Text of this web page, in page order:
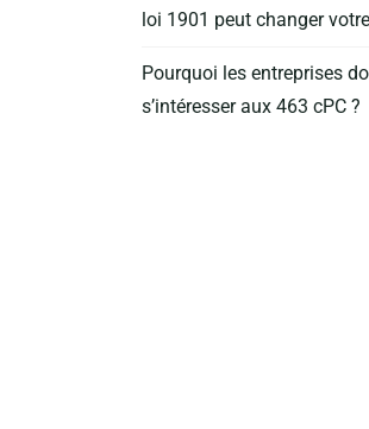
loi 1901 peut changer
Pourquoi les entreprises
s’intéresser aux 463 cPC ?